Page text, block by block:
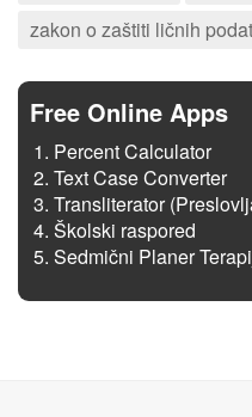
zakon o zaštiti ličnih
Free Online Apps
Percent Calculator
Text Case Converter
Transliterator
Školski raspored
Sedmični Planer